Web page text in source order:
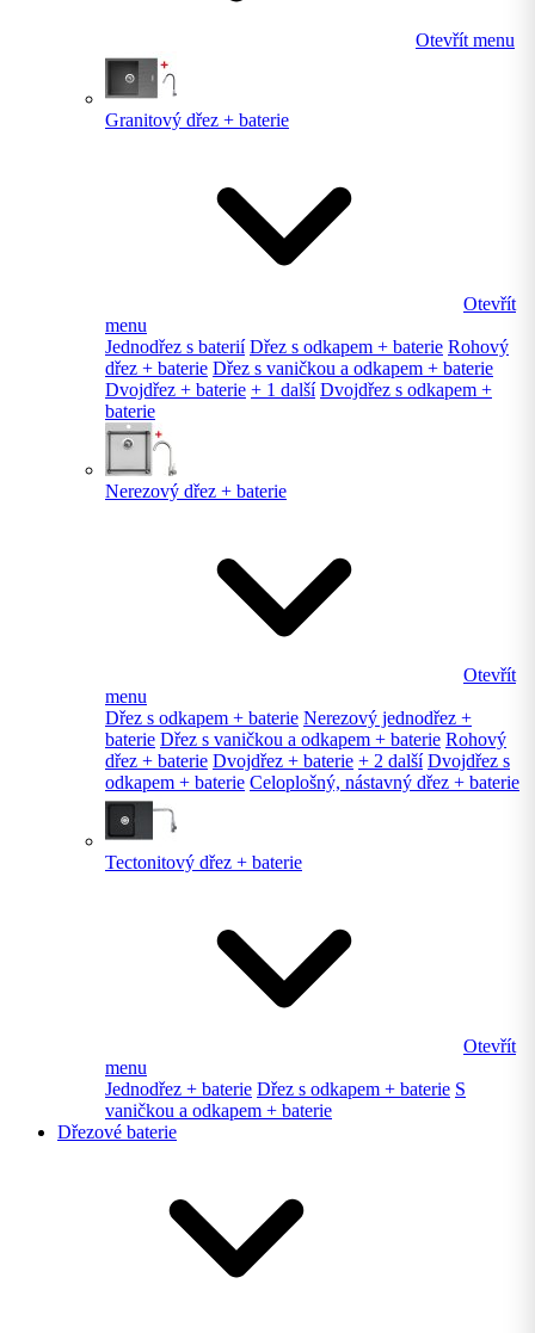
Otevřít menu
Granitový dřez + baterie
Otevřít
menu
Jednodřez s baterií Dřez s odkapem + baterie Rohový
dřez + baterie Dřez s vaničkou a odkapem + baterie
Dvojdřez + baterie + 1 další Dvojdřez s odkapem +
baterie
Nerezový dřez + baterie
Otevřít
menu
Dřez s odkapem + baterie Nerezový jednodřez +
baterie Dřez s vaničkou a odkapem + baterie Rohový
dřez + baterie Dvojdřez + baterie + 2 další Dvojdřez s
odkapem + baterie Celoplošný, nástavný dřez + baterie
Tectonitový dřez + baterie
Otevřít
menu
Jednodřez + baterie Dřez s odkapem + baterie S
vaničkou a odkapem + baterie
Dřezové baterie